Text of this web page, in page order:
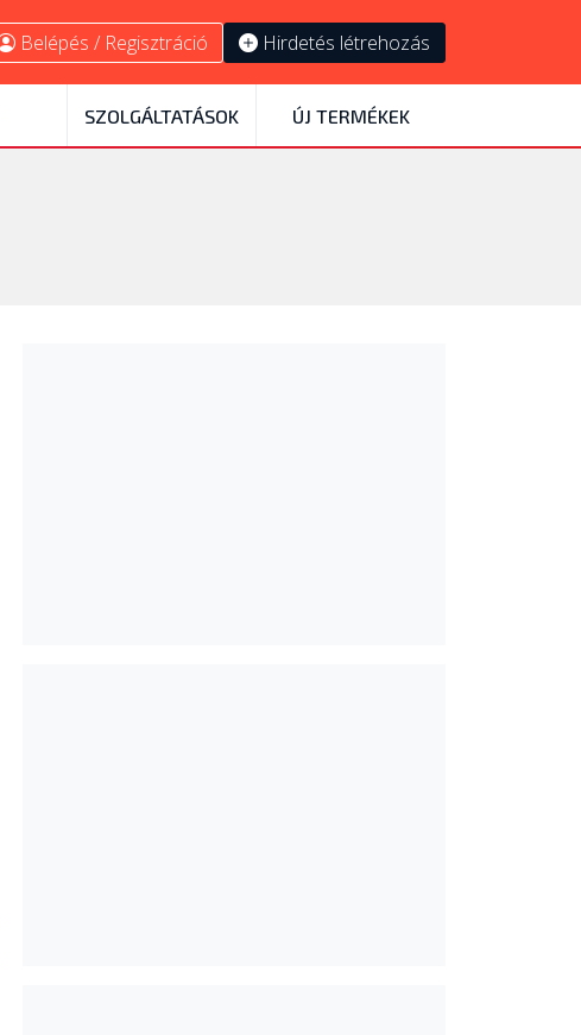
Belépés / Regisztráció Hirdetés létrehozás
SZOLGÁLTATÁSOK ÚJ TERMÉKEK